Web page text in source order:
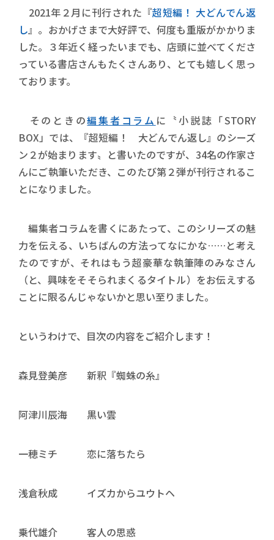
2021年２月に刊行された『超短編！ 大どんでん返
し』。おかげさまで大好評で、何度も重版がかかりま
した。３年近く経ったいまでも、店頭に並べてくださ
っている書店さんもたくさんあり、とても嬉しく思っ
ております。
そのときの編集者コラム に〝小説誌「STORY
BOX」では、『超短編！ 大どんでん返し』のシーズ
ン２が始まります〟と書いたのですが、34名の作家さ
んにご執筆いただき、このたび第２弾が刊行されるこ
とになりました。
編集者コラムを書くにあたって、このシリーズの魅
力を伝える、いちばんの方法ってなにかな……と考え
たのですが、それはもう超豪華な執筆陣のみなさん
（と、興味をそそられまくるタイトル）をお伝えする
ことに限るんじゃないかと思い至りました。
というわけで、目次の内容をご紹介します！
森見登美彦 新釈『蜘蛛の糸』
阿津川辰海 黒い雲
一穂ミチ 恋に落ちたら
浅倉秋成 イズカからユウトヘ
乗代雄介 客人の思惑